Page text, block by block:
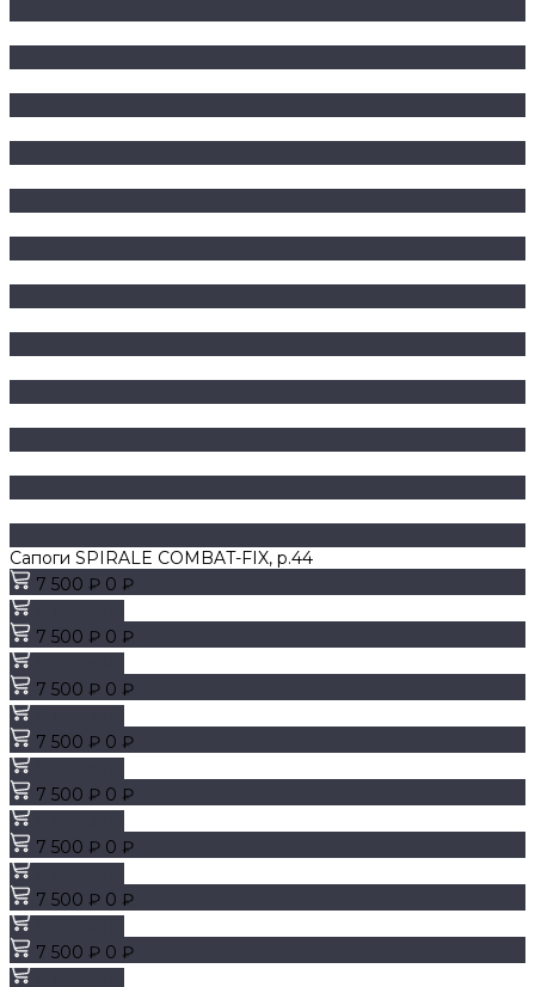
Сапоги SPIRALE COMBAT-FIX, р.44
7 500 ₽ 0 ₽
7 500 ₽ 0 ₽
7 500 ₽ 0 ₽
7 500 ₽ 0 ₽
7 500 ₽ 0 ₽
7 500 ₽ 0 ₽
7 500 ₽ 0 ₽
7 500 ₽ 0 ₽